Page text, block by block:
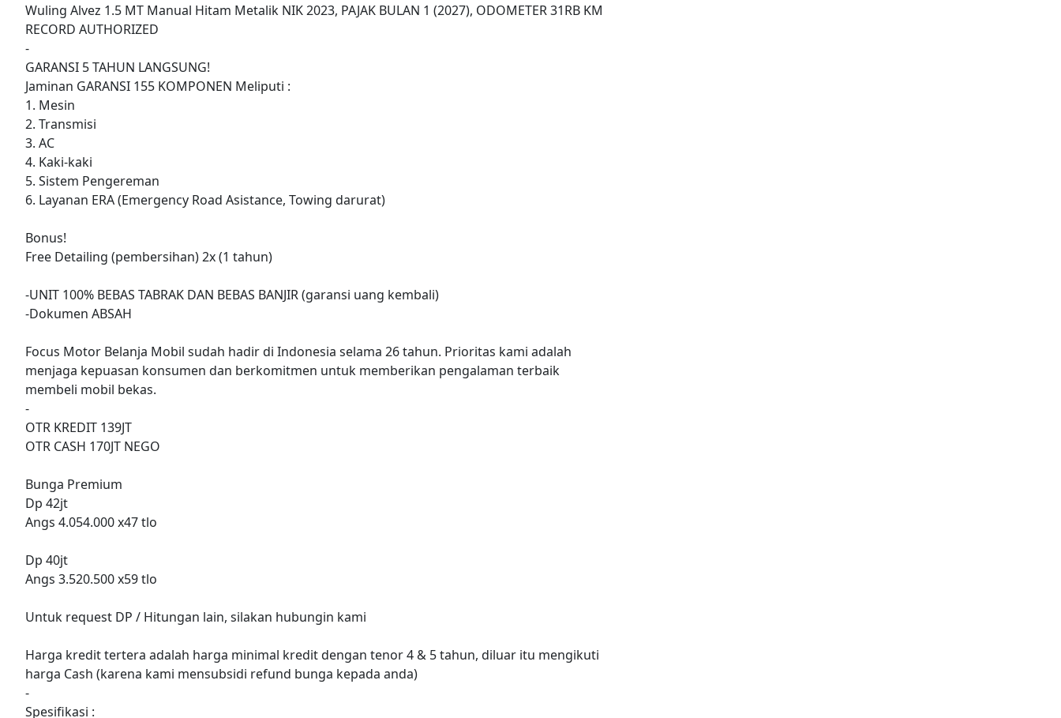
Wuling Alvez 1.5 MT Manual Hitam Metalik NIK 2023, PAJAK BULAN 1 (2027), ODOMETER 31RB KM
RECORD AUTHORIZED
-
GARANSI 5 TAHUN LANGSUNG!
Jaminan GARANSI 155 KOMPONEN Meliputi :
1. Mesin
2. Transmisi
3. AC
4. Kaki-kaki
5. Sistem Pengereman
6. Layanan ERA (Emergency Road Asistance, Towing darurat)
Bonus!
Free Detailing (pembersihan) 2x (1 tahun)
-UNIT 100% BEBAS TABRAK DAN BEBAS BANJIR (garansi uang kembali)
-Dokumen ABSAH
Focus Motor Belanja Mobil sudah hadir di Indonesia selama 26 tahun. Prioritas kami adalah
menjaga kepuasan konsumen dan berkomitmen untuk memberikan pengalaman terbaik
membeli mobil bekas.
-
OTR KREDIT 139JT
OTR CASH 170JT NEGO
Bunga Premium
Dp 42jt
Angs 4.054.000 x47 tlo
Dp 40jt
Angs 3.520.500 x59 tlo
Untuk request DP / Hitungan lain, silakan hubungin kami
Harga kredit tertera adalah harga minimal kredit dengan tenor 4 & 5 tahun, diluar itu mengikuti
harga Cash (karena kami mensubsidi refund bunga kepada anda)
-
Spesifikasi :